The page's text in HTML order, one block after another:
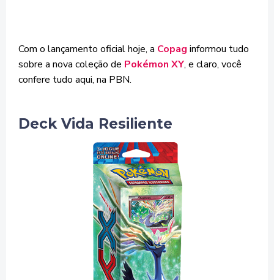
Com o lançamento oficial hoje, a Copag informou tudo
sobre a nova coleção de Pokémon XY, e claro, você
confere tudo aqui, na PBN.
Deck Vida Resiliente